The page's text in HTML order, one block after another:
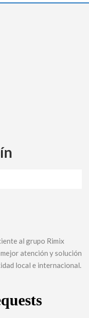
al grupo Rimix
atención y solución
local e internacional.